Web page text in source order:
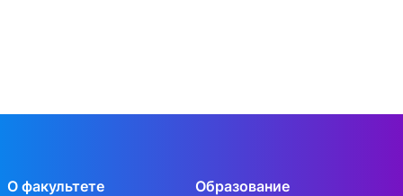
О факультете Образование